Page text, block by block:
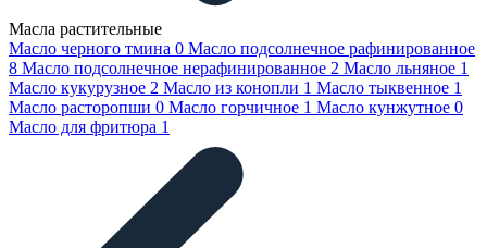
Масла растительные
Масло черного тмина 0 Масло подсолнечное рафинированное
8 Масло подсолнечное нерафинированное 2 Масло льняное 1
Масло кукурузное 2 Масло из конопли 1 Масло тыквенное 1
Масло расторопши 0 Масло горчичное 1 Масло кунжутное 0
Масло для фритюра 1